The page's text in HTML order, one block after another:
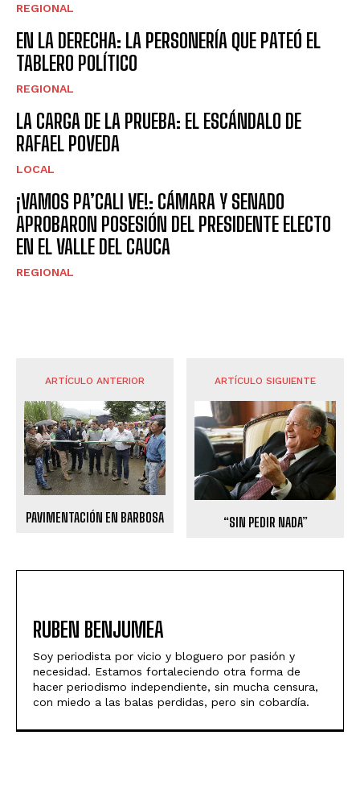
REGIONAL
EN LA DERECHA: LA PERSONERÍA QUE PATEÓ EL
TABLERO POLÍTICO
REGIONAL
LA CARGA DE LA PRUEBA: EL ESCÁNDALO DE
RAFAEL POVEDA
LOCAL
¡VAMOS PA’CALI VE!: CÁMARA Y SENADO
APROBARON POSESIÓN DEL PRESIDENTE ELECTO
EN EL VALLE DEL CAUCA
REGIONAL
ARTÍCULO ANTERIOR
PAVIMENTACIÓN EN BARBOSA
ARTÍCULO SIGUIENTE
“SIN PEDIR NADA”
RUBEN BENJUMEA
Soy periodista por vicio y bloguero por pasión y
necesidad. Estamos fortaleciendo otra forma de
hacer periodismo independiente, sin mucha censura,
con miedo a las balas perdidas, pero sin cobardía.